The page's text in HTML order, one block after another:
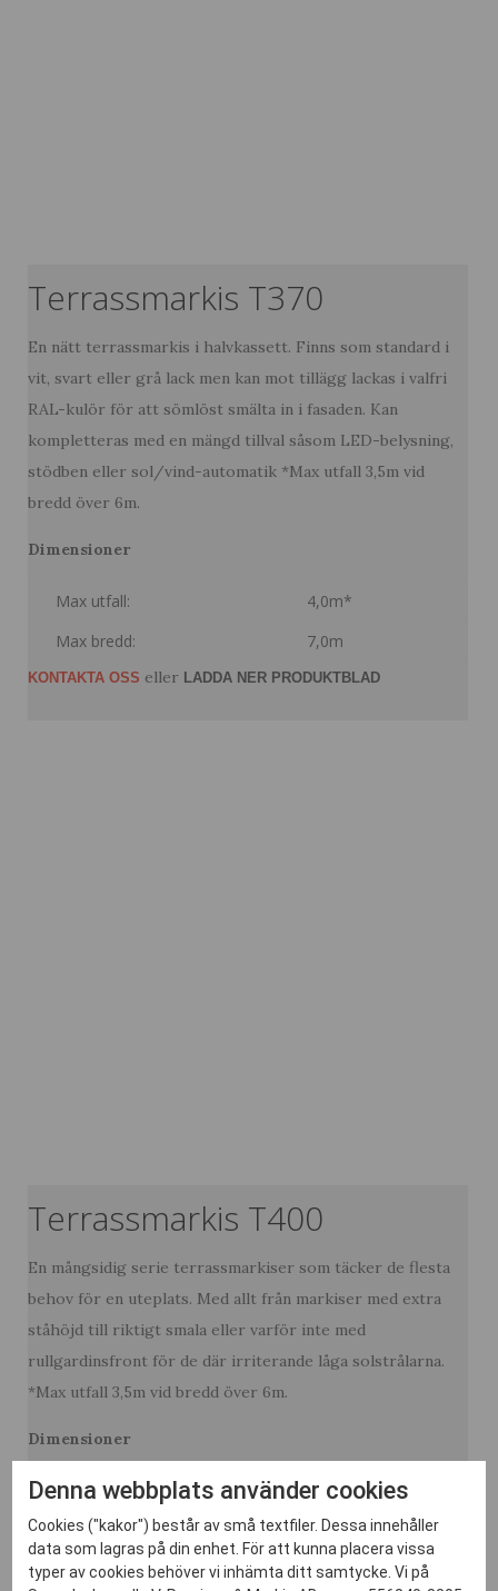
Terrassmarkis T370
En nätt terrassmarkis i halvkassett. Finns som standard i
vit, svart eller grå lack men kan mot tillägg lackas i valfri
RAL-kulör för att sömlöst smälta in i fasaden. Kan
kompletteras med en mängd tillval såsom LED-belysning,
stödben eller sol/vind-automatik *Max utfall 3,5m vid
bredd över 6m.
Dimensioner
Max utfall:
4,0m*
Max bredd:
7,0m
KONTAKTA OSS eller LADDA NER PRODUKTBLAD
Terrassmarkis T400
En mångsidig serie terrassmarkiser som täcker de flesta
behov för en uteplats. Med allt från markiser med extra
ståhöjd till riktigt smala eller varför inte med
rullgardinsfront för de där irriterande låga solstrålarna.
*Max utfall 3,5m vid bredd över 6m.
Dimensioner
Max utfall:
4,0m*
Max bredd:
7,0m
KONTAKTA OSSellerLADDA NER PRODUKTBLAD
Denna webbplats använder cookies
Cookies ("kakor") består av små textfiler. Dessa innehåller
data som lagras på din enhet. För att kunna placera vissa
typer av cookies behöver vi inhämta ditt samtycke. Vi på